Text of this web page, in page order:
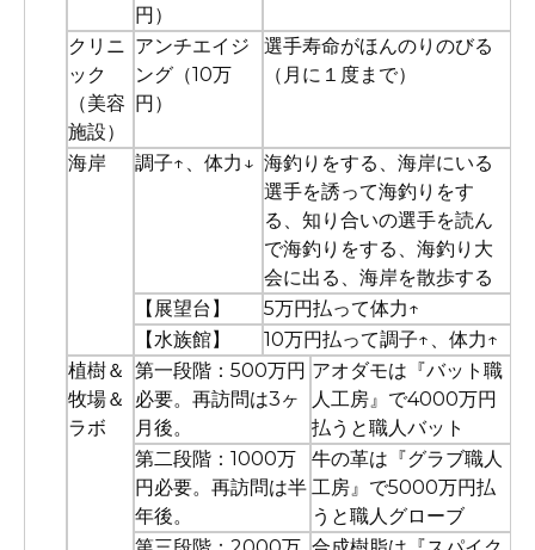
円）
クリニ
ック
（美容
施設）
アンチエイジ
ング（10万
円）
選手寿命がほんのりのびる
（月に１度まで）
海岸 調子↑、体力↓ 海釣りをする、海岸にいる
選手を誘って海釣りをす
る、知り合いの選手を読ん
で海釣りをする、海釣り大
会に出る、海岸を散歩する
【展望台】
5万円払って体力↑
【水族館】
10万円払って調子↑、体力↑
植樹＆
牧場＆
ラボ
第一段階：500万円
必要。再訪問は3ヶ
月後。
アオダモは『バット職
人工房』で4000万円
払うと職人バット
第二段階：1000万
円必要。再訪問は半
年後。
牛の革は『グラブ職人
工房』で5000万円払
うと職人グローブ